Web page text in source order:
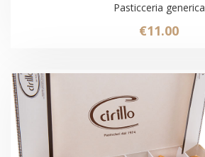
Pasticceria generica
€11.00